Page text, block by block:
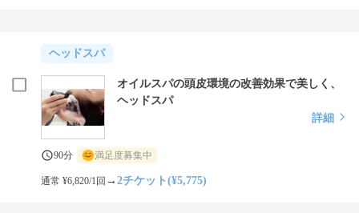
ヘッドスパ
オイルスパの頭皮環境の改善効果で美しく、
ヘッドスパ
詳細
90分 満足度募集中
通常 ¥6,820/1回 →2チケット(¥5,775)